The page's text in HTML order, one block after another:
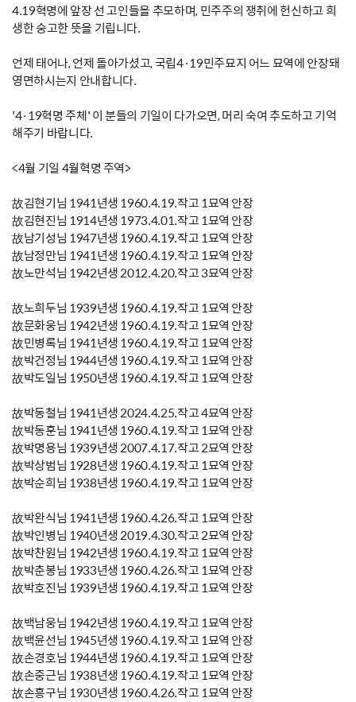
4.19혁명에 앞장 선 고인들을 추모하며, 민주주의 쟁취에 헌신하고 희
생한 숭고한 뜻을 기립니다.
언제 태어나, 언제 돌아가셨고, 국립4·19민주묘지 어느 묘역에 안장돼
영면하시는지 안내합니다.
'4·19혁명 주체' 이 분들의 기일이 다가오면, 머리 숙여 추도하고 기억
해주기 바랍니다.
<4월 기일 4월혁명 주역>
故김현기님 1941년생 1960.4.19.작고 1묘역 안장
故김현진님 1914년생 1973.4.01.작고 1묘역 안장
故남기성님 1947년생 1960.4.19.작고 1묘역 안장
故남정만님 1941년생 1960.4.19.작고 1묘역 안장
故노만석님 1942년생 2012.4.20.작고 3묘역 안장
故노희두님 1939년생 1960.4.19.작고 1묘역 안장
故문화웅님 1942년생 1960.4.19.작고 1묘역 안장
故민병록님 1941년생 1960.4.19.작고 1묘역 안장
故박건정님 1944년생 1960.4.19.작고 1묘역 안장
故박도일님 1950년생 1960.4.19.작고 1묘역 안장
故박동철님 1941년생 2024.4.25.작고 4묘역 안장
故박동훈님 1941년생 1960.4.19.작고 1묘역 안장
故박명용님 1939년생 2007.4.17.작고 2묘역 안장
故박상범님 1928년생 1960.4.19.작고 1묘역 안장
故박순희님 1938년생 1960.4.19.작고 1묘역 안장
故박완식님 1941년생 1960.4.26.작고 1묘역 안장
故박인병님 1940년생 2019.4.30.작고 2묘역 안장
故박찬원님 1942년생 1960.4.19.작고 1묘역 안장
故박춘봉님 1933년생 1960.4.26.작고 1묘역 안장
故박호진님 1939년생 1960.4.19.작고 1묘역 안장
故백남웅님 1942년생 1960.4.19.작고 1묘역 안장
故백윤선님 1945년생 1960.4.19.작고 1묘역 안장
故손경호님 1944년생 1960.4.19.작고 1묘역 안장
故손중근님 1938년생 1960.4.19.작고 1묘역 안장
故손흥구님 1930년생 1960.4.26.작고 1묘역 안장